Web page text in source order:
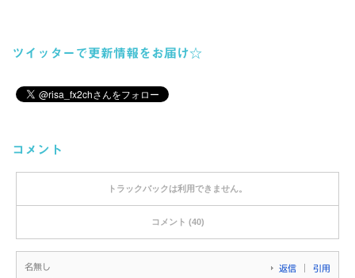
ツイッターで更新情報をお届け☆
コメント
トラックバックは利用できません。
コメント (40)
名無し
返信 引用